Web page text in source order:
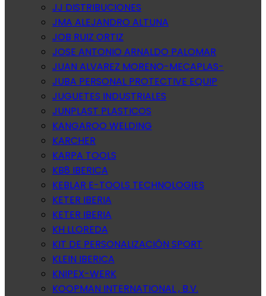
JJ DISTRIBUCIONES
JMA ALEJANDRO ALTUNA
JOB RUIZ ORTIZ
JOSE ANTONIO ARNALDO PALOMAR
JUAN ALVAREZ MORENO-MECAPLAS-
JUBA PERSONAL PROTECTIVE EQUIP
JUGUETES INDUSTRIALES
JUNPLAST PLASTICOS
KANGAROO WELDING
KARCHER
KARPA TOOLS
KB8 IBERICA
KEBLAR E-TOOLS TECHNOLOGIES
KETER IBERIA
KETER IBERIA
KH LLOREDA
KIT DE PERSONALIZACIÓN SPORT
KLEIN IBERICA
KNIPEX-WERK
KOOPMAN INTERNATIONAL , B.V.